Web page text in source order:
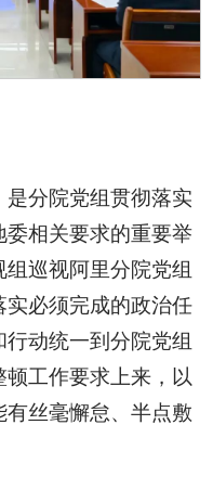
分院党组贯彻落实
相关要求的重要举
巡视阿里分院党组
必须完成的政治任
动统一到分院党组
工作要求上来，以
丝毫懈怠、半点敷